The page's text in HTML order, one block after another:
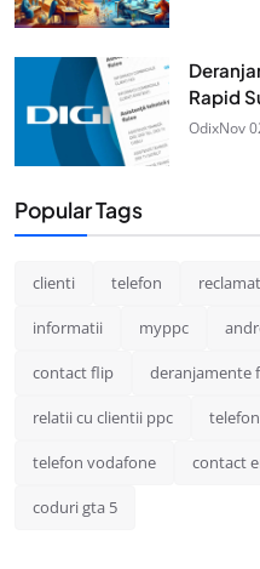
Rapid
OdixNov
Popular Tags
clienti telefon
informatii myppc
contact flip deranjamente
relatii cu clientii ppc
telefon vodafone contact
coduri gta 5